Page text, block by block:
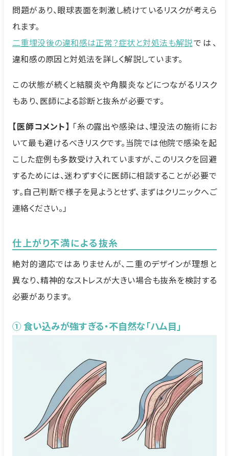
問題があり、眼球表面を刺激し続けているリスクが考えら
れます。
二重埋没後の違和感は正常？症状と対処法も解説では、
違和感の原因と対処法を詳しく解説しています。
この状態が続くと結膜炎や角膜炎などにつながるリスク
もあり、医師による診断と抜糸が必要です。
【医師コメント】 「糸の露出や感染は、埋没法の施術にお
いて最も避けるべきリスクです。当院では他院で感染を起
こした症例も多数受け入れていますが、このリスクを回避
するためには、迷わずすぐに医師に相談することが必要で
す。自己判断で様子を見ようとせず、まずはクリニックへご
連絡ください。」
仕上がり不満による抜糸
絶対的適応ではありませんが、二重のデザインが理想と
異なり、精神的なストレスが大きい場合も抜糸を検討する
必要があります。
① 食い込みが強すぎる・不自然な「ハム目」